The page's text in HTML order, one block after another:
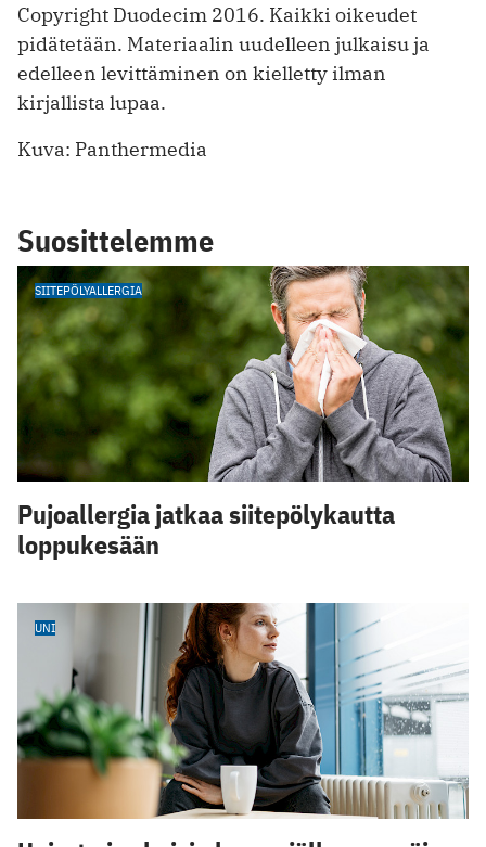
Copyright Duodecim 2016. Kaikki oikeudet
pidätetään. Materiaalin uudelleen julkaisu ja
edelleen levittäminen on kielletty ilman
kirjallista lupaa.
Kuva: Panthermedia
Suosittelemme
SIITEPÖLYALLERGIA
Pujoallergia jatkaa siitepölykautta
loppukesään
UNI